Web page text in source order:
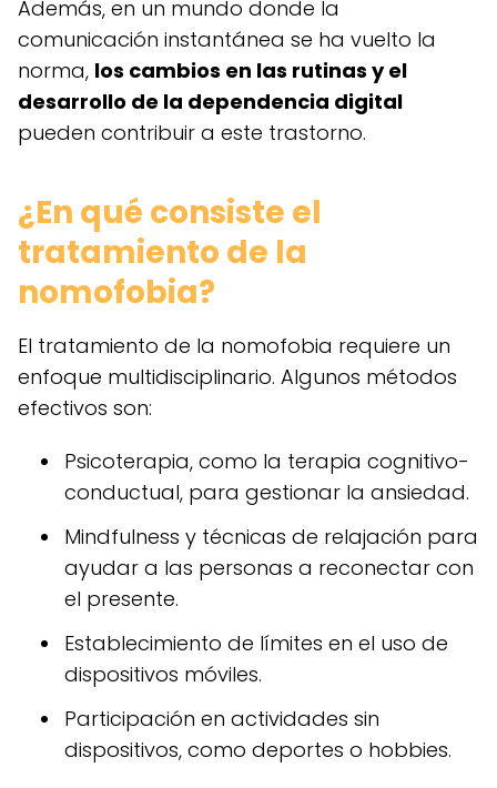
Además, en un mundo donde la
comunicación instantánea se ha vuelto la
norma, los cambios en las rutinas y el
desarrollo de la dependencia digital
pueden contribuir a este trastorno.
¿En qué consiste el
tratamiento de la
nomofobia?
El tratamiento de la nomofobia requiere un
enfoque multidisciplinario. Algunos métodos
efectivos son:
Psicoterapia, como la terapia cognitivo-
conductual, para gestionar la ansiedad.
Mindfulness y técnicas de relajación para
ayudar a las personas a reconectar con
el presente.
Establecimiento de límites en el uso de
dispositivos móviles.
Participación en actividades sin
dispositivos, como deportes o hobbies.